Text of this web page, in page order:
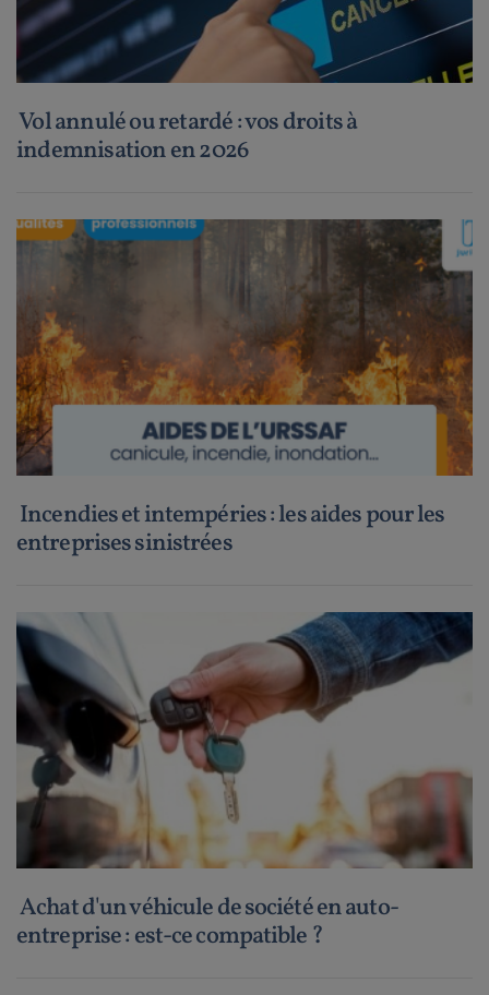
Vol annulé ou retardé : vos droits à
indemnisation en 2026
Incendies et intempéries : les aides pour les
entreprises sinistrées
Achat d'un véhicule de société en auto-
entreprise : est-ce compatible ?